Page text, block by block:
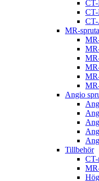
MR-spruta
Angio
Tillbehör